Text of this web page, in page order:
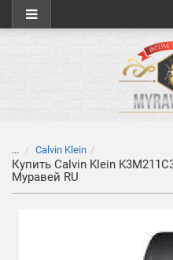
... Calvin Klein
Купить Calvin Klein
Муравей RU